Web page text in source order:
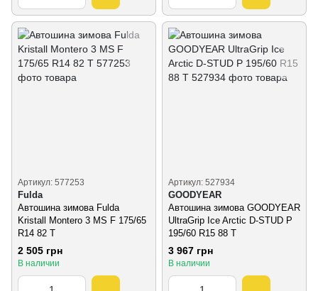
Артикул: 577253
Fulda
Автошина зимова Fulda
Kristall Montero 3 MS F 175/65
R14 82 T
2 505 грн
В наличии
Артикул: 527934
GOODYEAR
Автошина зимова GOODYEAR
UltraGrip Ice Arctic D-STUD P
195/60 R15 88 T
3 967 грн
В наличии